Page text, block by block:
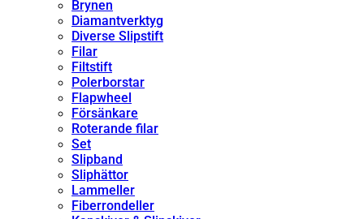
Brynen
Diamantverktyg
Diverse Slipstift
Filar
Filtstift
Polerborstar
Flapwheel
Försänkare
Roterande filar
Set
Slipband
Sliphättor
Lammeller
Fiberrondeller